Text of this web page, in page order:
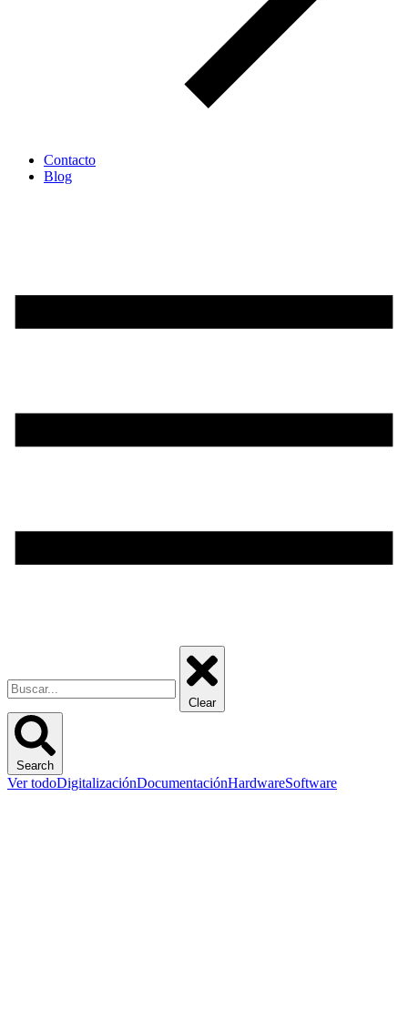
Contacto
Blog
Clear
Search
Ver todoDigitalizaciónDocumentaciónHardwareSoftware